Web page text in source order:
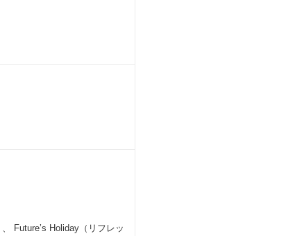
Future’s Holiday（リフレッ